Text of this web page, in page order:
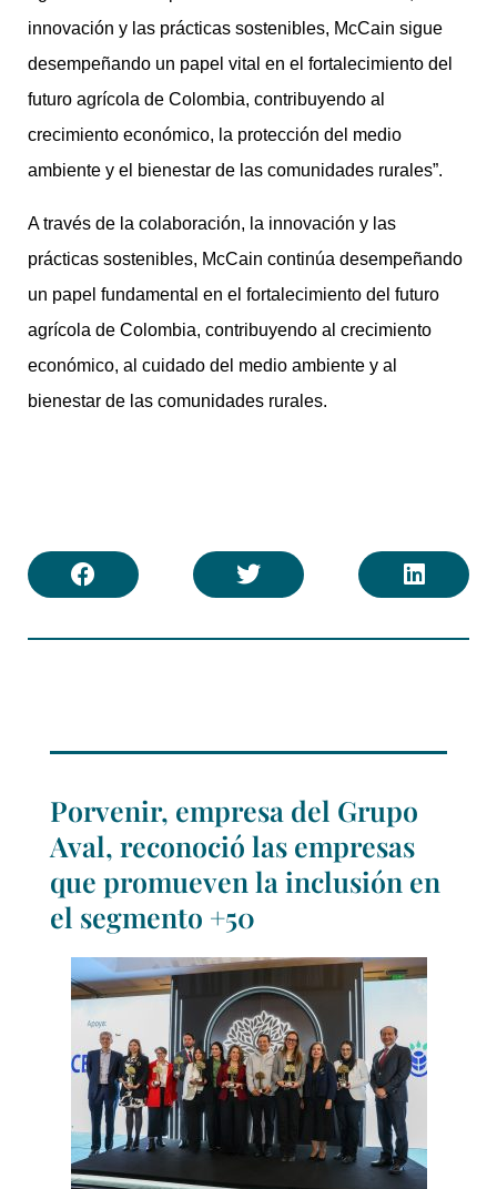
innovación y las prácticas sostenibles, McCain sigue
desempeñando un papel vital en el fortalecimiento del
futuro agrícola de Colombia, contribuyendo al
crecimiento económico, la protección del medio
ambiente y el bienestar de las comunidades rurales”.
A través de la colaboración, la innovación y las
prácticas sostenibles, McCain continúa desempeñando
un papel fundamental en el fortalecimiento del futuro
agrícola de Colombia, contribuyendo al crecimiento
económico, al cuidado del medio ambiente y al
bienestar de las comunidades rurales.
Porvenir, empresa del Grupo
Aval, reconoció las empresas
que promueven la inclusión en
el segmento +50